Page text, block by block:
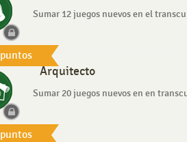
puntos
Sumar 12 juegos nuevos en el
puntos
Arquitecto
Sumar 20 juegos nuevos en en